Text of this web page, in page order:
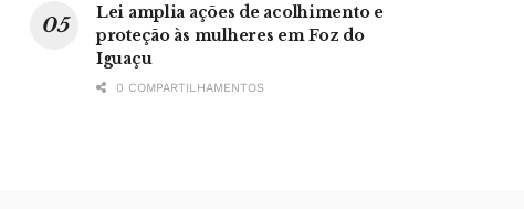
Lei amplia ações de acolhimento e
proteção às mulheres em Foz do
Iguaçu
0 COMPARTILHAMENTOS